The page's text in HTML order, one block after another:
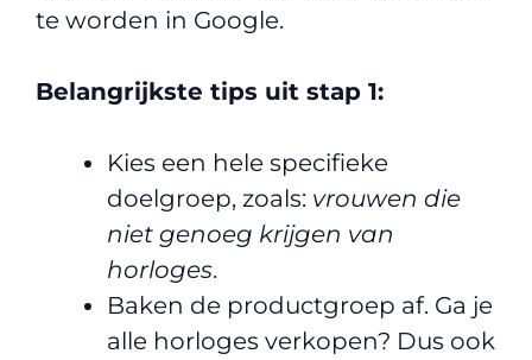
te worden in Google.
Belangrijkste tips uit stap 1:
Kies een hele specifieke
doelgroep, zoals: vrouwen die
niet genoeg krijgen van
horloges.
Baken de productgroep af. Ga je
alle horloges verkopen? Dus ook